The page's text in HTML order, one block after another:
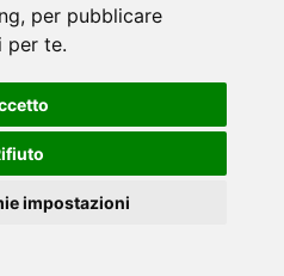
, per pubblicare
per te.
impostazioni